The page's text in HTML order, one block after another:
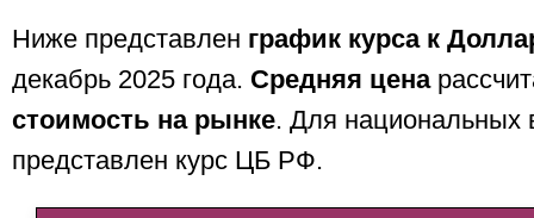
Ниже представлен график курса к
декабрь 2025 года. Средняя цена
стоимость на рынке. Для национальных
представлен курс ЦБ РФ.